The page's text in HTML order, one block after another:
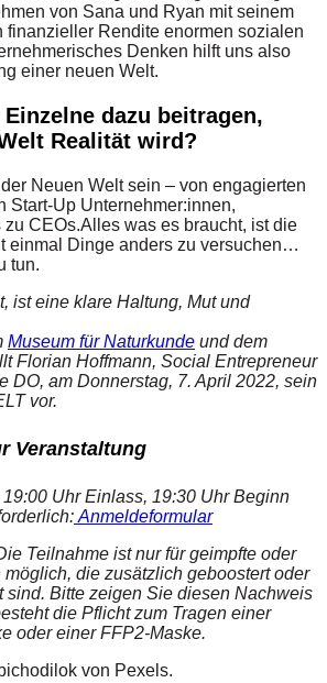
von Sana und Ryan mit seinem
finanzieller Rendite enormen sozialen
Denken hilft uns also
einer neuen Welt.
dazu beitragen,
Realität wird?
Neuen Welt sein – von engagierten
Start-Up Unternehmer:innen,
zu CEOs.Alles was es braucht, ist die
einmal Dinge anders zu versuchen…
tun.
ist eine klare Haltung, Mut und
Museum für Naturkunde und dem
Florian Hoffmann, Social Entrepreneur
DO, am Donnerstag, 7. April 2022, sein
vor.
Veranstaltung
Uhr Einlass, 19:30 Uhr Beginn
Anmeldeformular
Teilnahme ist nur für geimpfte oder
die zusätzlich geboostert oder
sind. Bitte zeigen Sie diesen Nachweis
die Pflicht zum Tragen einer
oder einer FFP2-Maske.
von Pexels.